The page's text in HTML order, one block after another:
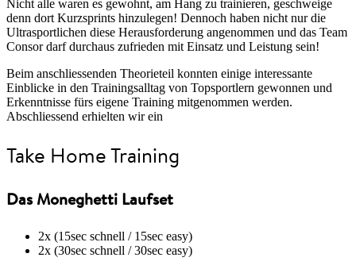
Nicht alle waren es gewohnt, am Hang zu trainieren, geschweige
denn dort Kurzsprints hinzulegen! Dennoch haben nicht nur die
Ultrasportlichen diese Herausforderung angenommen und das Team
Consor darf durchaus zufrieden mit Einsatz und Leistung sein!
Beim anschliessenden Theorieteil konnten einige interessante
Einblicke in den Trainingsalltag von Topsportlern gewonnen und
Erkenntnisse fürs eigene Training mitgenommen werden.
Abschliessend erhielten wir ein
Take Home Training
Das Moneghetti Laufset
2x (15sec schnell / 15sec easy)
2x (30sec schnell / 30sec easy)